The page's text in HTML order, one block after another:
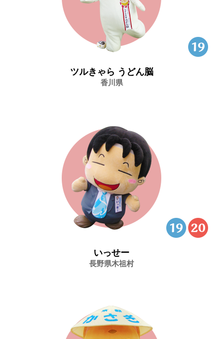
ツルきゃら うどん脳
香川県
いっせー
長野県木祖村